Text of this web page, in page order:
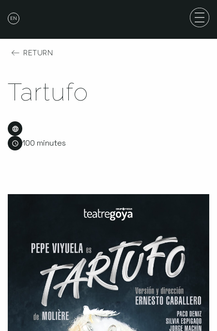
EN
RETURN
Tartufo
100 minutes